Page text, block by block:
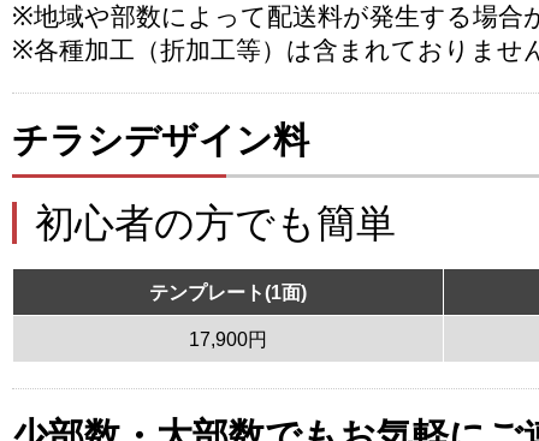
※地域や部数によって配送料が発生する場合
※各種加工（折加工等）は含まれておりませ
チラシデザイン料
初心者の方でも簡単
テンプレート(1面)
17,900円